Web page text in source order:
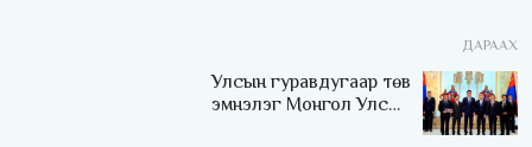
ДАРААХ
Улсын гуравдугаар төв
эмнэлэг Монгол Улсын